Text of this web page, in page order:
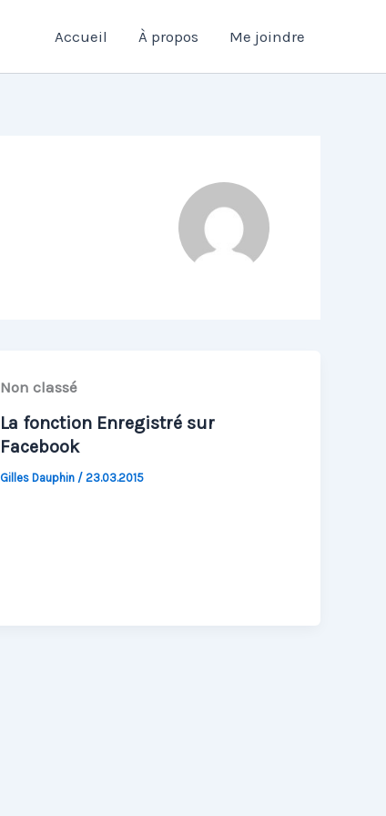
Accueil À propos Me joindre
Non classé
La fonction Enregistré sur
Facebook
Gilles Dauphin /23.03.2015